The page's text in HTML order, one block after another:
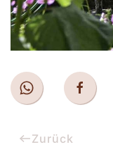
Zurück